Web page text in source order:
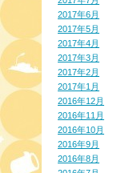
2017年6月
2017年5月
2017年4月
2017年3月
2017年2月
2017年1月
2016年12月
2016年11月
2016年10月
2016年9月
2016年8月